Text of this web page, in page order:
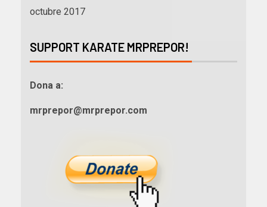
octubre 2017
SUPPORT KARATE MRPREPOR!
Dona a:
mrprepor@mrprepor.com